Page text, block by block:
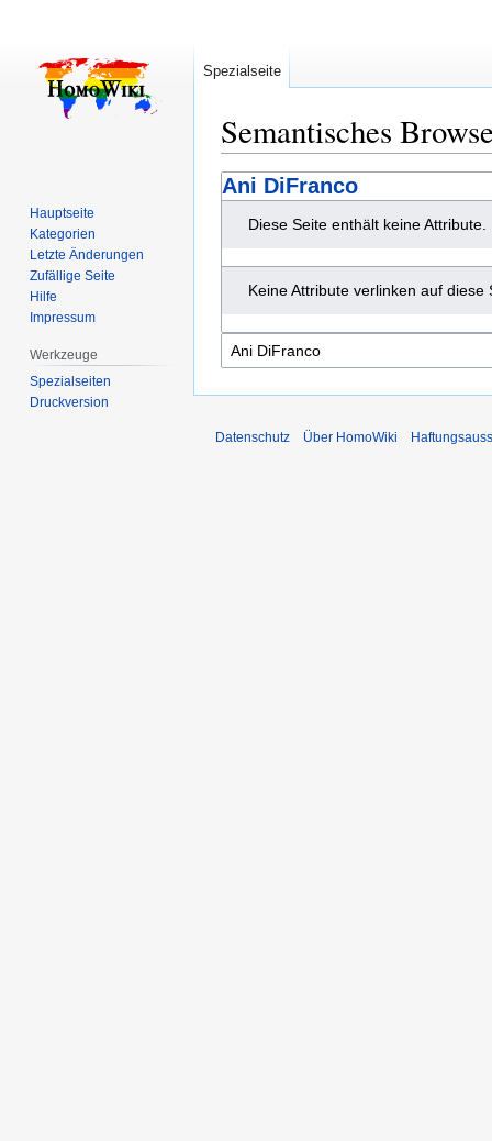
Semantisches
Zur
Navigation
springen
Zur
Suche
springen
Ani DiFranco
Diese Seite enthält keine Attribute.
Keine Attribute verlinken auf diese
Spezialseite
Hauptseite
Kategorien
Letzte Änderungen
Zufällige Seite
Hilfe
Impressum
Werkzeuge
Spezialseiten
Druckversion
Datenschutz Über HomoWiki